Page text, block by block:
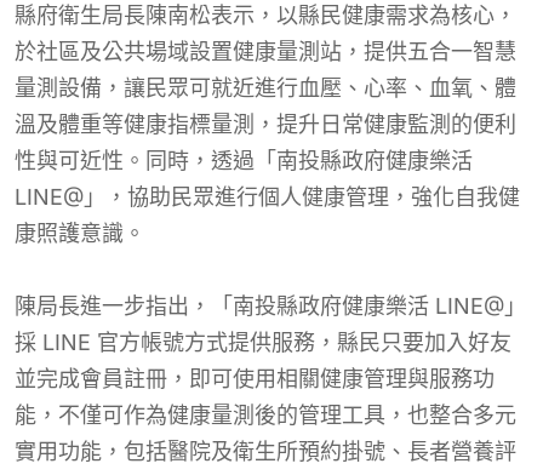
縣府衛生局長陳南松表示，以縣民健康需求為核心，
於社區及公共場域設置健康量測站，提供五合一智慧
量測設備，讓民眾可就近進行血壓、心率、血氧、體
溫及體重等健康指標量測，提升日常健康監測的便利
性與可近性。同時，透過「南投縣政府健康樂活
LINE@」，協助民眾進行個人健康管理，強化自我健
康照護意識。
陳局長進一步指出，「南投縣政府健康樂活 LINE@」
採 LINE 官方帳號方式提供服務，縣民只要加入好友
並完成會員註冊，即可使用相關健康管理與服務功
能，不僅可作為健康量測後的管理工具，也整合多元
實用功能，包括醫院及衛生所預約掛號、長者營養評